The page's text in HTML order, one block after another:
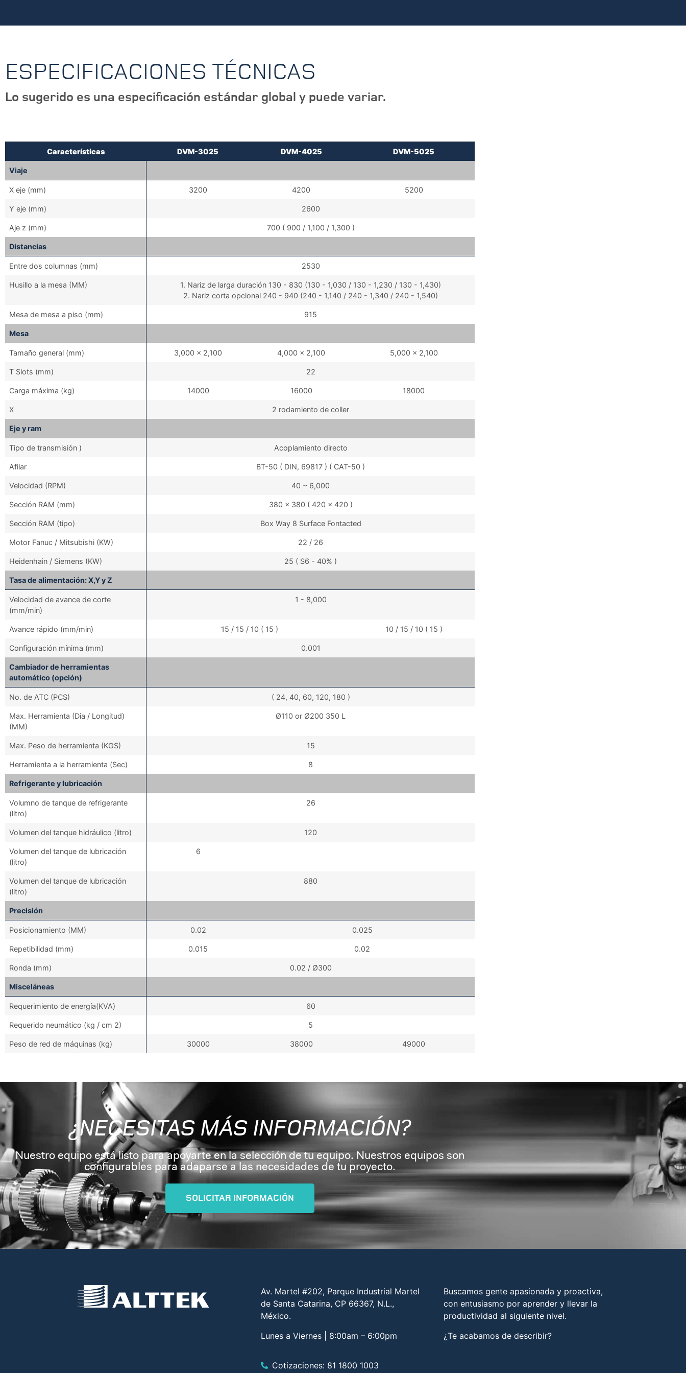
ESPECIFICACIONES TÉCNICAS
Lo sugerido es una especificación estándar global y puede variar.
Características DVM-3025 DVM-4025 DVM-5025
Viaje
X eje (mm) 3200 4200 5200
Y eje (mm) 2600
Aje z (mm) 700 ( 900 / 1,100 / 1,300 )
Distancias
Entre dos columnas (mm) 2530
Husillo a la mesa (MM)
1. Nariz de larga duración 130 - 830 (130 - 1,030 / 130 - 1,230 / 130 - 1,430)
2. Nariz corta opcional 240 - 940 (240 - 1,140 / 240 - 1,340 / 240 - 1,540)
Mesa de mesa a piso (mm) 915
Mesa
Tamaño general (mm) 3,000 x 2,100 4,000 x 2,100 5,000 x 2,100
T Slots (mm) 22
Carga máxima (kg) 14000 16000 18000
X 2 rodamiento de coller
Eje y ram
Tipo de transmisión ) Acoplamiento directo
Afilar BT-50 ( DIN, 69817 ) ( CAT-50 )
Velocidad (RPM) 40 ~ 6,000
Sección RAM (mm) 380 x 380 ( 420 x 420 )
Sección RAM (tipo) Box Way 8 Surface Fontacted
Motor Fanuc / Mitsubishi (KW) 22 / 26
Heidenhain / Siemens (KW) 25 ( S6 - 40% )
Tasa de alimentación: X,Y y Z
Velocidad de avance de corte
(mm/min)
1 - 8,000
Avance rápido (mm/min) 15 / 15 / 10 ( 15 ) 10 / 15 / 10 ( 15 )
Configuración mínima (mm) 0.001
Cambiador de herramientas
automático (opción)
No. de ATC (PCS) ( 24, 40, 60, 120, 180 )
Max. Herramienta (Dia / Longitud)
(MM)
Ø110 or Ø200 350 L
Max. Peso de herramienta (KGS) 15
Herramienta a la herramienta (Sec) 8
Refrigerante y lubricación
Volumno de tanque de refrigerante
(litro)
26
Volumen del tanque hidráulico (litro) 120
Volumen del tanque de lubricación
(litro)
6
Volumen del tanque de lubricación
(litro)
880
Precisión
Posicionamiento (MM) 0.02 0.025
Repetibilidad (mm) 0.015 0.02
Ronda (mm) 0.02 / Ø300
Misceláneas
Requerimiento de energía(KVA) 60
Requerido neumático (kg / cm 2) 5
Peso de red de máquinas (kg) 30000 38000 49000
¿NECESITAS MÁS INFORMACIÓN?
Nuestro equipo está listo para apoyarte en la selección de tu equipo. Nuestros equipos son
configurables para adaparse a las necesidades de tu proyecto.
SOLICITAR INFORMACIÓN
Av. Martel #202, Parque Industrial Martel
de Santa Catarina, CP 66367, N.L.,
México.
Lunes a Viernes | 8:00am – 6:00pm
Cotizaciones: 81 1800 1003
Buscamos gente apasionada y proactiva,
con entusiasmo por aprender y llevar la
productividad al siguiente nivel.
¿Te acabamos de describir?